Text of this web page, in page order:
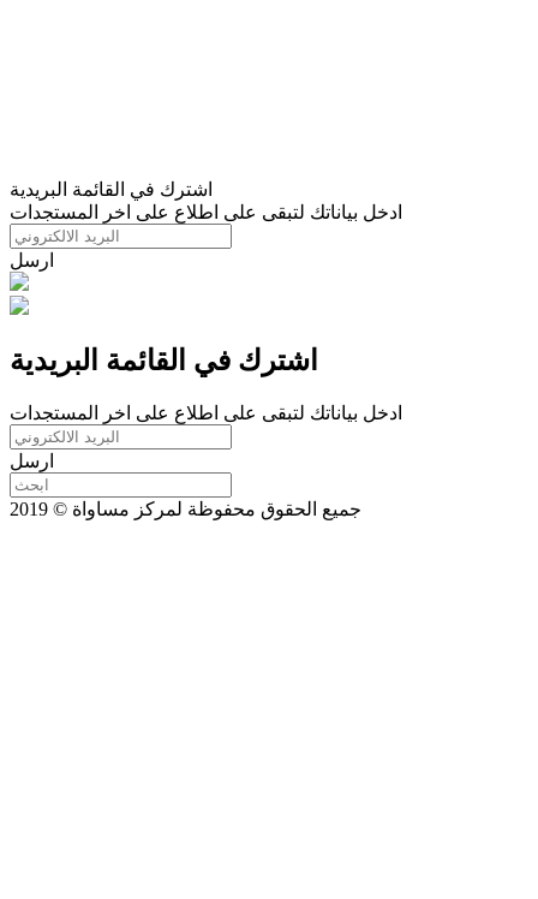
اشترك في القائمة البريدية
ادخل بياناتك لتبقى على اطلاع على اخر المستجدات
ارسل
اشترك في القائمة البريدية
ادخل بياناتك لتبقى على اطلاع على اخر المستجدات
ارسل
جميع الحقوق محفوظة لمركز مساواة © 2019